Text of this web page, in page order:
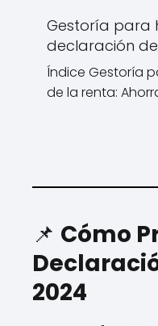
Gestoría para
declaración
Índice Gestoría
de la renta:
📌 Cómo
2024